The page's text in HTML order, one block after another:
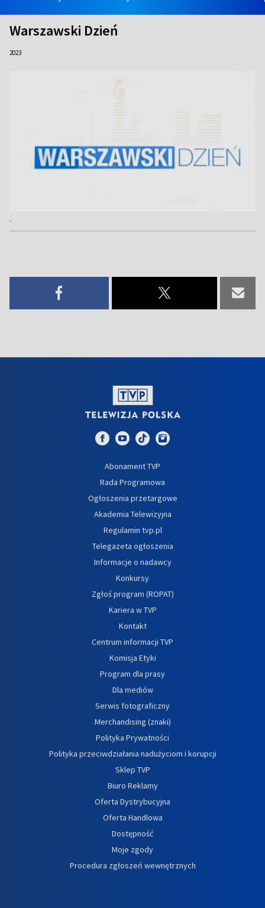
Warszawski Dzień
2023
.
Abonament TVP
Rada Programowa
Ogłoszenia przetargowe
Akademia Telewizyjna
Regulamin tvp.pl
Telegazeta ogłoszenia
Informacje o nadawcy
Konkursy
Zgłoś program (ROPAT)
Kariera w TVP
Kontakt
Centrum informacji TVP
Komisja Etyki
Program dla prasy
Dla mediów
Serwis fotograficzny
Merchandising (znaki)
Polityka Prywatności
Polityka przeciwdziałania nadużyciom i korupcji
Sklep TVP
Biuro Reklamy
Oferta Dystrybucyjna
Oferta Handlowa
Dostępność
Moje zgody
Procedura zgłoszeń wewnętrznych